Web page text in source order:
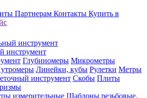
Партнерам Контакты Купить в
инструмент
инструмент
Глубиномеры Микрометры
Линейки, кубы Рулетки Метры
инструмент Скобы Плиты
измерительные Шаблоны резьбовые,